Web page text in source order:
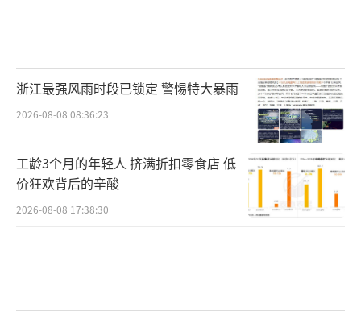
浙江最强风雨时段已锁定 警惕特大暴雨
2026-08-08 08:36:23
工龄3个月的年轻人 挤满折扣零食店 低
价狂欢背后的辛酸
2026-08-08 17:38:30